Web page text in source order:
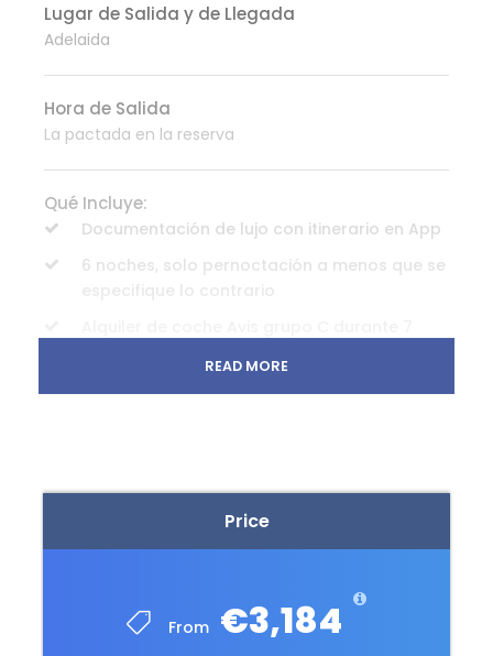
Price
From €3,184
Lugar de Salida y de Llegada
Adelaida
Hora de Salida
La pactada en la reserva
Qué Incluye:
Documentación de lujo con itinerario en App
6 noches, solo pernoctación a menos que se
Todos los vuelos domésticos están
Excursiones opcionales y no especificadas
en el itinerario
READ MORE